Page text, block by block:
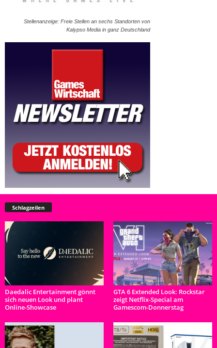
Stellenanzeige: Freie Stellen an sechs Standorten von
Kalypso Media in ganz Deutschland
Schlagzeilen
Daedalic Entertainment gönnt
sich neuen Look und plant
Online-Showcase
GTA 6 Extended Look: Rockstar
zeigt Netflix-Special am
Gamescom-Donnerstag